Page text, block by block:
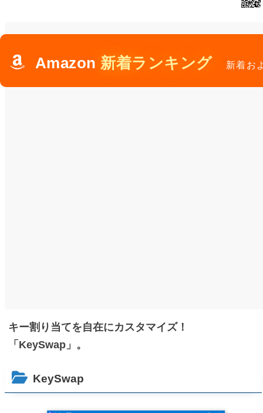
Amazon 新着ランキング 新着お
キー割り当てを自在にカスタマイズ！
「KeySwap」。
KeySwap